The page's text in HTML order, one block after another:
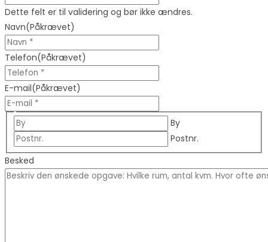
Dette felt er til validering og bør ikke ændres.
Navn(Påkrævet)
Telefon(Påkrævet)
E-mail(Påkrævet)
By
Postnr.
Besked